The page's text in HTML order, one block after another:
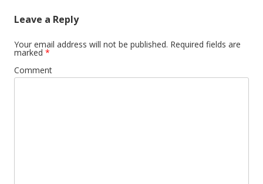
Leave a Reply
Your email address will not be published. Required fields are
marked *
Comment